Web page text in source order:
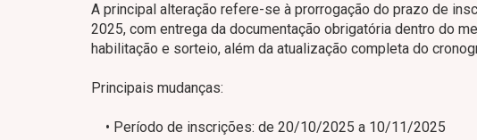
A principal alteração refere-se à prorrogação do prazo de
2025, com entrega da documentação obrigatória dentro do
habilitação e sorteio, além da atualização completa do
Principais mudanças:
• Período de inscrições: de 20/10/2025 a 10/11/2025